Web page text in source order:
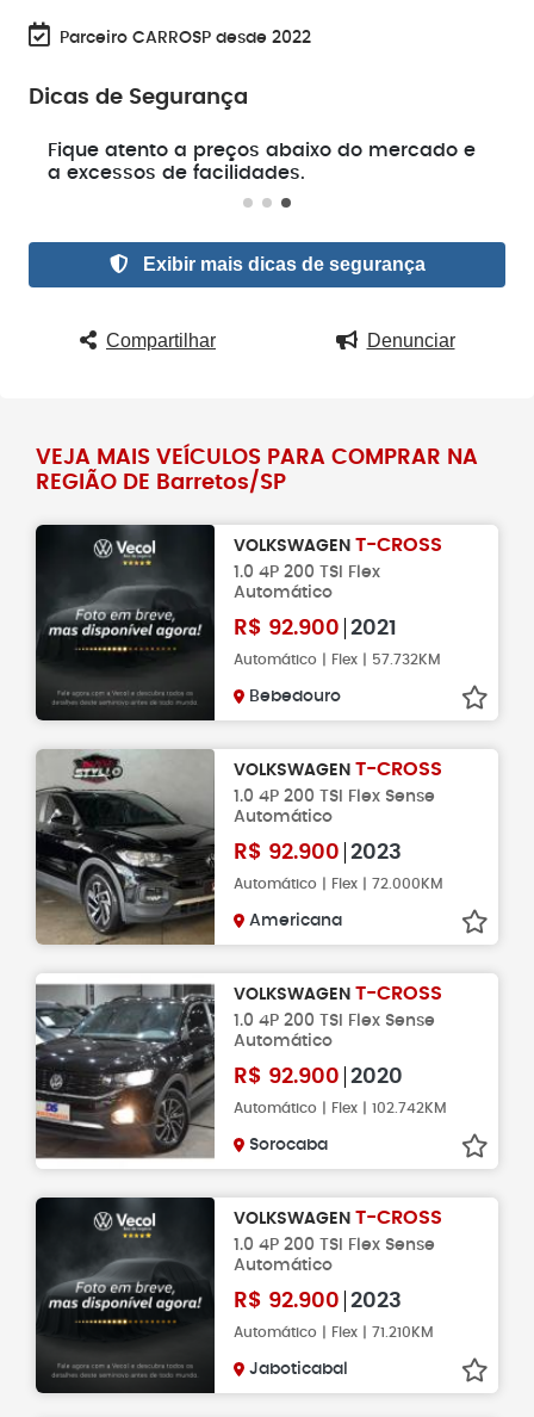
Parceiro CARROSP desde 2022
Dicas de Segurança
Fique atento a preços abaixo do mercado e
a excessos de facilidades.
Exibir mais dicas de segurança
Compartilhar Denunciar
VEJA MAIS VEÍCULOS PARA COMPRAR NA
REGIÃO DE Barretos/SP
VOLKSWAGEN T-CROSS
1.0 4P 200 TSI Flex
Automático
R$ 92.900 2021
Automático | Flex | 57.732KM
Bebedouro
VOLKSWAGEN T-CROSS
1.0 4P 200 TSI Flex Sense
Automático
R$ 92.900 2023
Automático | Flex | 72.000KM
Americana
VOLKSWAGEN T-CROSS
1.0 4P 200 TSI Flex Sense
Automático
R$ 92.900 2020
Automático | Flex | 102.742KM
Sorocaba
VOLKSWAGEN T-CROSS
1.0 4P 200 TSI Flex Sense
Automático
R$ 92.900 2023
Automático | Flex | 71.210KM
Jaboticabal